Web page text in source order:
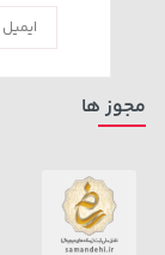
36,380,000 تومان
مجوز ها